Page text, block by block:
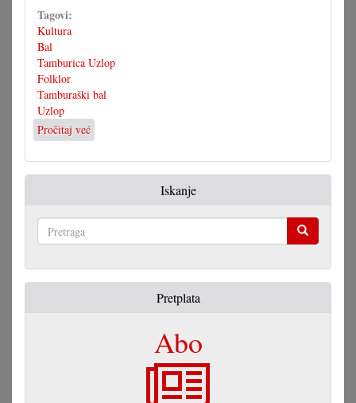
Tagovi:
Kultura
Bal
Tamburica Uzlop
Folklor
Tamburaški bal
Uzlop
Pročitaj već
Opet
tamburaški
bal
Iskanje
Pretplata
Abo